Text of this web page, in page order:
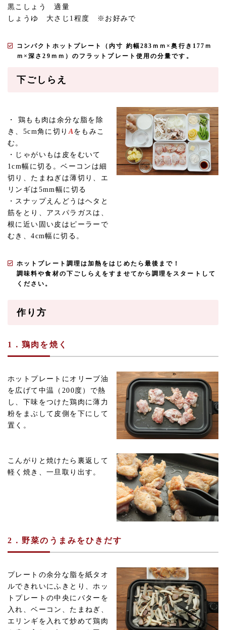
黒こしょう 適量
しょうゆ 大さじ1程度 ※お好みで
コンパクトホットプレート（内寸 約幅283ｍｍ×奥行き177ｍ
ｍ×深さ29ｍｍ）のフラットプレート使用の分量です。
下ごしらえ
・ 鶏もも肉は余分な脂を除
き、5cm角に切りAをもみこ
む。
・じゃがいもは皮をむいて
1cm幅に切る。ベーコンは細
切り、たまねぎは薄切り、エ
リンギは5mm幅に切る
・スナップえんどうはヘタと
筋をとり、アスパラガスは、
根に近い固い皮はピーラーで
むき、4cm幅に切る。
ホットプレート調理は加熱をはじめたら最後まで！
調味料や食材の下ごしらえをすませてから調理をスタートして
ください。
作り方
1．鶏肉を焼く
ホットプレートにオリーブ油
を広げて中温（200度）で熱
し、下味をつけた鶏肉に薄力
粉をまぶして皮側を下にして
置く。
こんがりと焼けたら裏返して
軽く焼き、一旦取り出す。
2．野菜のうまみをひきだす
プレートの余分な脂を紙タオ
ルできれいにふきとり、ホッ
トプレートの中央にバターを
入れ、ベーコン、たまねぎ、
エリンギを入れて炒めて鶏肉